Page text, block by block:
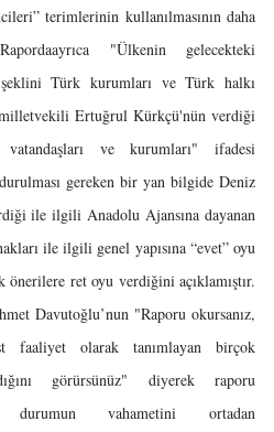
terimlerinin kullanılmasının daha
"Ülkenin gelecekteki
Türk kurumları ve Türk halkı
Ertuğrul Kürkçü'nün verdiği
ve kurumları" ifadesi
gereken bir yan bilgide Deniz
ile ilgili Anadolu Ajansına dayanan
ile ilgili genel yapısına “evet” oyu
ret oyu verdiğini açıklamıştır.
Davutoğlu’nun "Raporu okursanız,
faaliyet olarak tanımlayan birçok
görürsünüz" diyerek raporu
durumun vahametini ortadan